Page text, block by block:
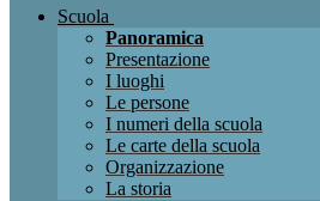
Scuola
Panoramica
Presentazione
I luoghi
Le persone
I numeri della scuola
Le carte della scuola
Organizzazione
La storia